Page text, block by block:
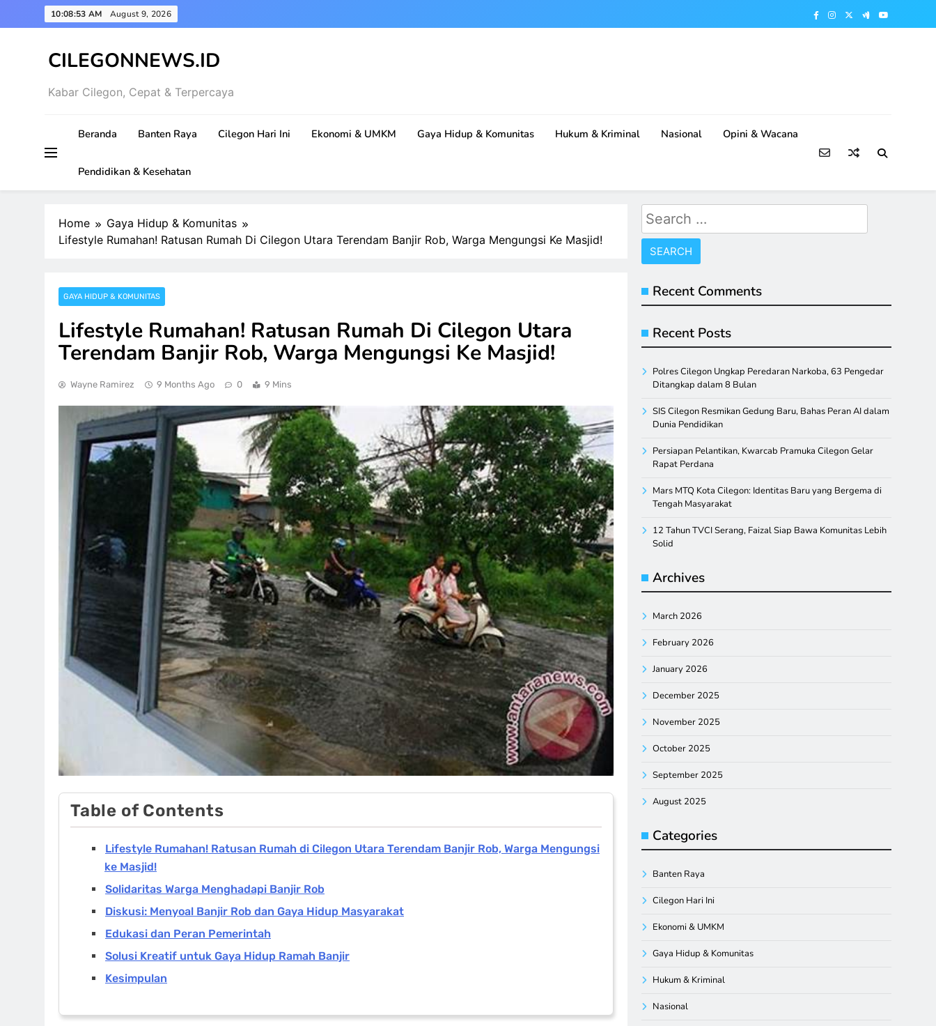
to
10:08:54 AM August 9, 2026
CILEGONNEWS.ID
Kabar Cilegon, Cepat & Terpercaya
Beranda Banten Raya Cilegon Hari Ini Ekonomi & UMKM Gaya Hidup & Komunitas Hukum & Kriminal Nasional Opini & Wacana
Pendidikan & Kesehatan
Home
Gaya Hidup & Komunitas
Lifestyle Rumahan! Ratusan Rumah Di Cilegon Utara Terendam Banjir Rob, Warga Mengungsi Ke Masjid!
GAYA HIDUP & KOMUNITAS
Lifestyle Rumahan! Ratusan Rumah Di Cilegon Utara
Terendam Banjir Rob, Warga Mengungsi Ke Masjid!
Wayne Ramirez 9 Months Ago 0 9 Mins
Table of Contents
Lifestyle Rumahan! Ratusan Rumah di Cilegon Utara Terendam Banjir Rob, Warga Mengungsi
ke Masjid!
Solidaritas Warga Menghadapi Banjir Rob
Diskusi: Menyoal Banjir Rob dan Gaya Hidup Masyarakat
Edukasi dan Peran Pemerintah
Solusi Kreatif untuk Gaya Hidup Ramah Banjir
Kesimpulan
Search
for:
Recent Comments
Recent Posts
Polres Cilegon Ungkap Peredaran Narkoba, 63 Pengedar
Ditangkap dalam 8 Bulan
SIS Cilegon Resmikan Gedung Baru, Bahas Peran AI dalam
Dunia Pendidikan
Persiapan Pelantikan, Kwarcab Pramuka Cilegon Gelar
Rapat Perdana
Mars MTQ Kota Cilegon: Identitas Baru yang Bergema di
Tengah Masyarakat
12 Tahun TVCI Serang, Faizal Siap Bawa Komunitas Lebih
Solid
Archives
March 2026
February 2026
January 2026
December 2025
November 2025
October 2025
September 2025
August 2025
Categories
Banten Raya
Cilegon Hari Ini
Ekonomi & UMKM
Gaya Hidup & Komunitas
Hukum & Kriminal
Nasional